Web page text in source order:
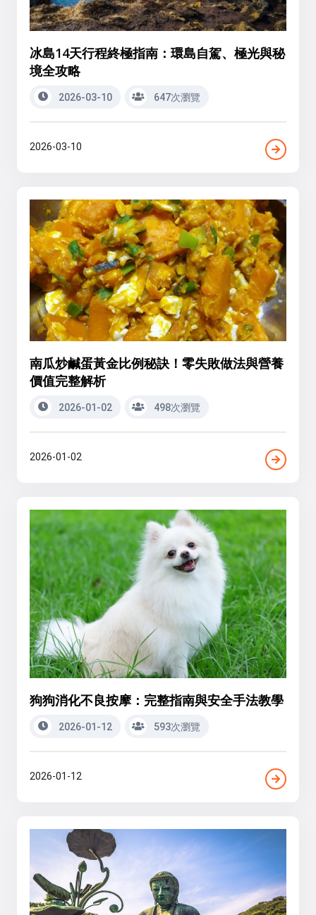
冰島14天行程終極指南：環島自駕、極光與秘
境全攻略
2026-03-10 647次瀏覽
2026-03-10
南瓜炒鹹蛋黃金比例秘訣！零失敗做法與營養
價值完整解析
2026-01-02 498次瀏覽
2026-01-02
狗狗消化不良按摩：完整指南與安全手法教學
2026-01-12 593次瀏覽
2026-01-12